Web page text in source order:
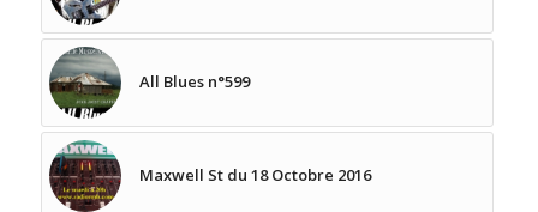
All Blues n°599
Maxwell St du 18 Octobre 2016